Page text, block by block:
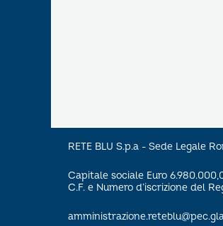
RETE BLU S.p.a - Sede Legale
Capitale sociale Euro
C.F. e Numero d’iscrizione del